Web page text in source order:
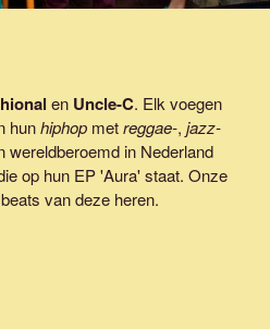
en Uncle-C. Elk voegen
hunhiphop metreggae-, jazz-
wereldberoemd in Nederland
op hun EP 'Aura' staat. Onze
van deze heren.